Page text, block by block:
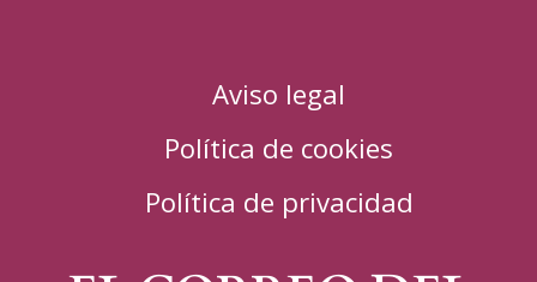
Aviso legal
Política de cookies
Política de privacidad